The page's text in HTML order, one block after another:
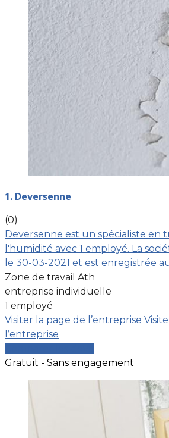
1. Deversenne
(0)
Deversenne est un spécialiste en
l'humidité avec 1 employé. La
le 30-03-2021 et est enregistrée
Zone de travail Ath
entreprise individuelle
1 employé
Visiter la page de l’entreprise
l’entreprise
Gratuit - Sans engagement